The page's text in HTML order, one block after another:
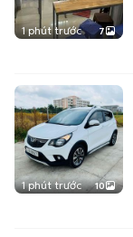
1 phút trước 7
1 phút trước 10